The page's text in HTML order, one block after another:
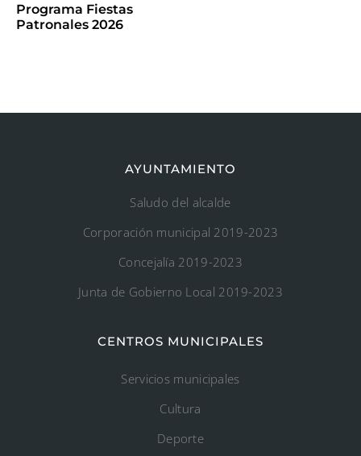
Programa Fiestas
Patronales 2026
AYUNTAMIENTO
Saludo del alcalde
Corporación municipal 2019-2023
Concejalía 2019-2023
Junta de Gobierno Local 2019-2023
CENTROS MUNICIPALES
Servicios municipales
Cultura
Deporte